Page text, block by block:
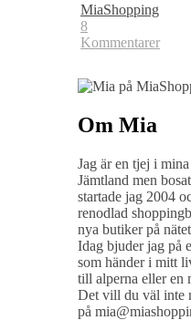
MiaShopping
8
Kommentarer
Om Mia
Jag är en tjej i
Jämtland men
startade jag 2004
renodlad
nya butiker på
Idag bjuder jag på
som händer i mitt
till alperna eller en
Det vill du väl inte
på